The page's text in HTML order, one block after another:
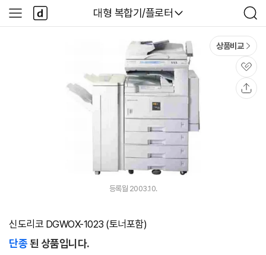
다나와
대형 복합기/플로터
검
색
사
이
다
나
와
상품비교
관
심
등록월 2003.10.
신도리코 DGWOX-1023 (토너포함)
단종된 상품입니다.